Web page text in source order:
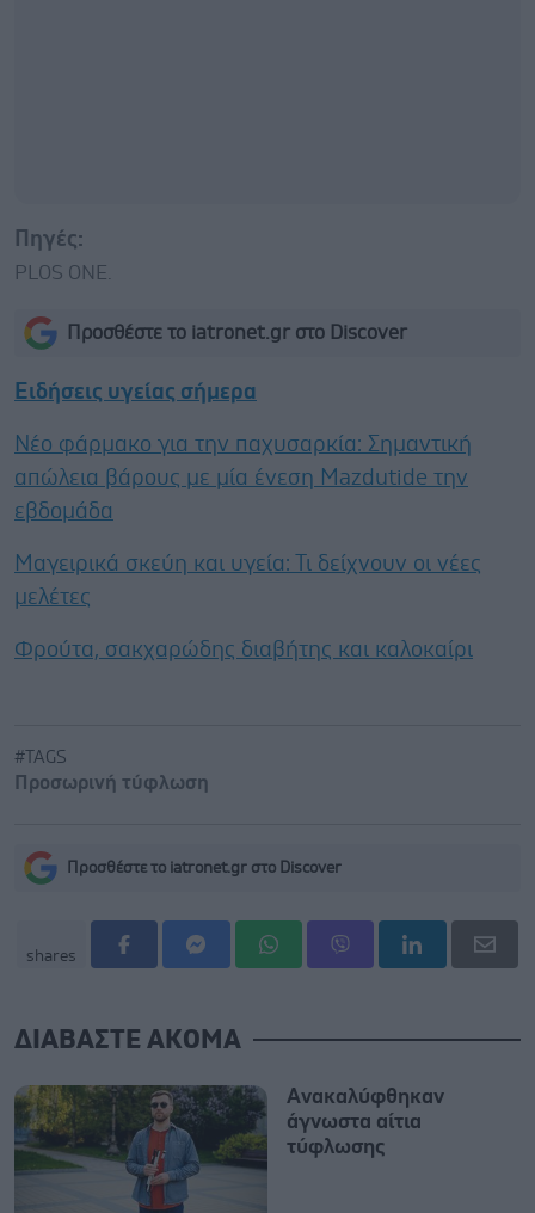
Πηγές:
PLOS ONE.
Προσθέστε το iatronet.gr στο Discover
Ειδήσεις υγείας σήμερα
Νέο φάρμακο για την παχυσαρκία: Σημαντική
απώλεια βάρους με μία ένεση Mazdutide την
εβδομάδα
Μαγειρικά σκεύη και υγεία: Τι δείχνουν οι νέες
μελέτες
Φρούτα, σακχαρώδης διαβήτης και καλοκαίρι
#TAGS
Προσωρινή τύφλωση
Προσθέστε το iatronet.gr στο Discover
shares
ΔΙΑΒΑΣΤΕ ΑΚΟΜΑ
Aνακαλύφθηκαν
άγνωστα αίτια
τύφλωσης